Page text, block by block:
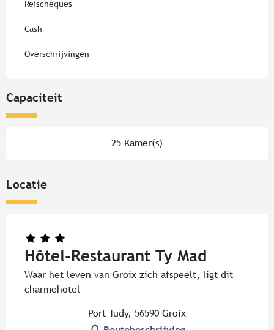
Reischeques
Cash
Overschrijvingen
Capaciteit
25 Kamer(s)
Locatie
Hôtel-Restaurant Ty Mad
Waar het leven van Groix zich afspeelt, ligt dit
charmehotel
Port Tudy, 56590 Groix